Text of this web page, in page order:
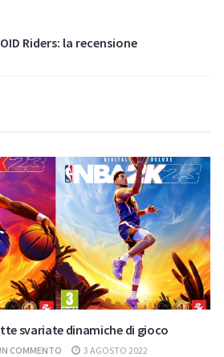
Riders: la recensione
svariate dinamiche di gioco
COMMENTO 3 AGOSTO 2022